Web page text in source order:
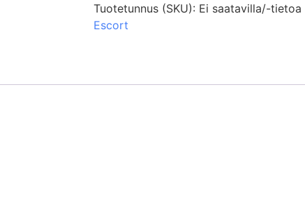
Tuotetunnus (SKU): Ei saatavilla/-tietoa
Escort